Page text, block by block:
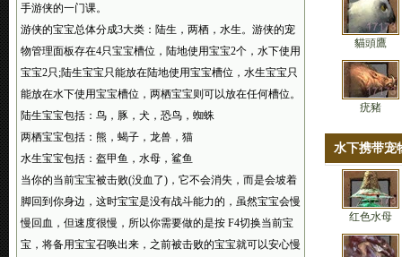
手游侠的一门课。
游侠的宝宝总体分成3大类：陆生，两栖，水生。游侠的宠
物管理面板存在4只宝宝槽位，陆地使用宝宝2个，水下使用
宝宝2只;陆生宝宝只能放在陆地使用宝宝槽位，水生宝宝只
能放在水下使用宝宝槽位，两栖宝宝则可以放在任何槽位。
陆生宝宝包括：鸟，豚，犬，恐鸟，蜘蛛
两栖宝宝包括：熊，蝎子，龙兽，猫
水生宝宝包括：盔甲鱼，水母，鲨鱼
当你的当前宝宝被击败(没血了)，它不会消失，而是会坡着
脚回到你身边，这时宝宝是没有战斗能力的，虽然宝宝会慢
慢回血，但速度很慢，所以你需要做的是按 F4切换当前宝
宝，将备用宝宝召唤出来，之前被击败的宝宝就可以安心慢
貓頭鷹
疣豬
水下携带宠
红色水母